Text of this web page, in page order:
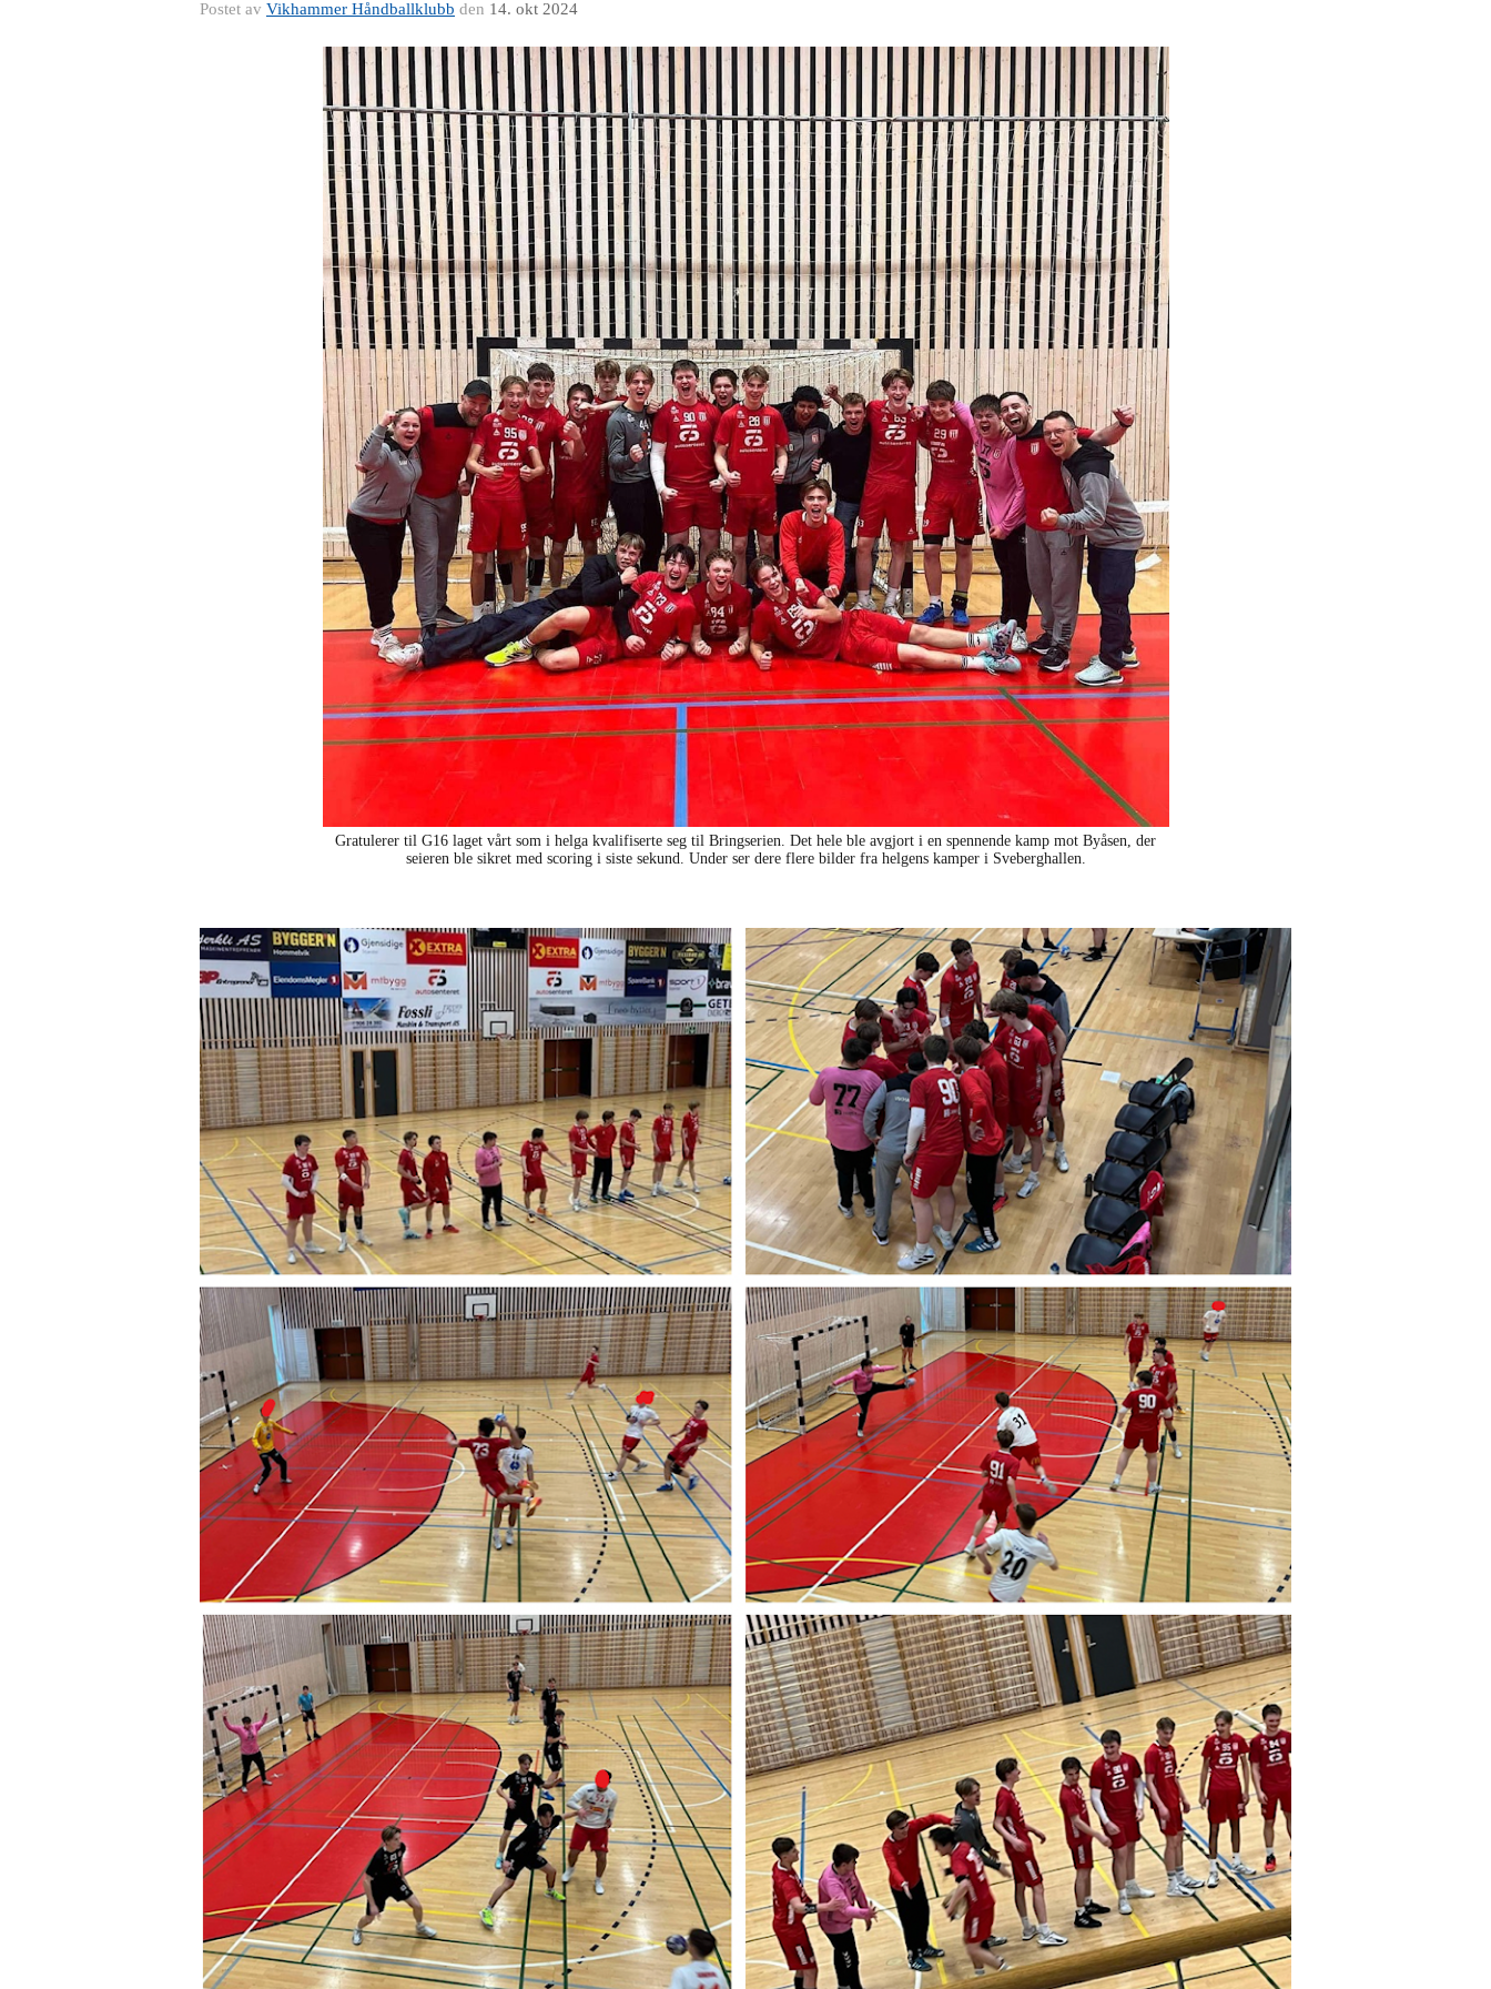
Postet av Vikhammer Håndballklubb den 14. okt 2024
Gratulerer til G16 laget vårt som i helga kvalifiserte seg til Bringserien. Det hele ble avgjort i en spennende kamp mot Byåsen, der
seieren ble sikret med scoring i siste sekund. Under ser dere flere bilder fra helgens kamper i Sveberghallen.